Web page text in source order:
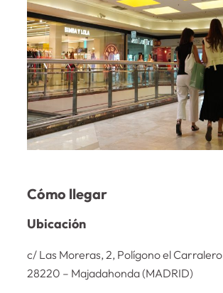
Cómo llegar
Ubicación
c/ Las Moreras, 2, Polígono el Carralero
28220 – Majadahonda (MADRID)